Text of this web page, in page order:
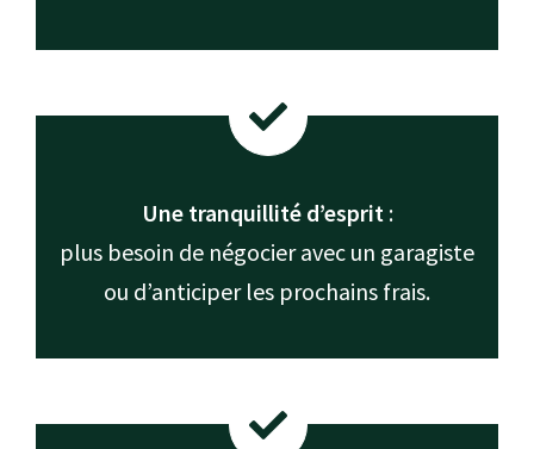
Une tranquillité d’esprit:
plus besoin de négocier avec un garagiste
ou d’anticiper les prochains frais.